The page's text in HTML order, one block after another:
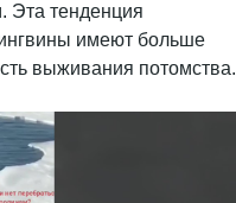
Эта тенденция
имеют больше
выживания потомства.